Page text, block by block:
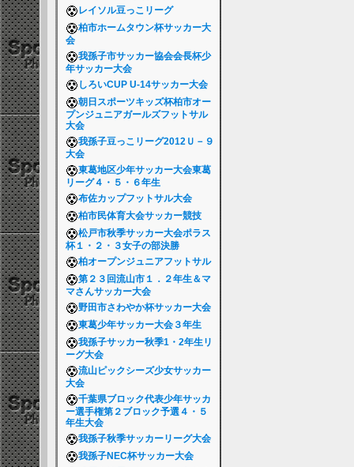
レイソル豆っこリーグ
柏市ホームタウン杯サッカー大
会
我孫子市サッカー協会会長杯少
年サッカー大会
しろいCUP U-14サッカー大会
朝日スポーツキッズ杯柏市オー
プンジュニアガールズフットサル
大会
我孫子豆っこリーグ2012Ｕ－９
大会
東葛地区少年サッカー大会東葛
リーグ４・５・６年生
布佐カップフットサル大会
柏市民体育大会サッカー競技
松戸市秋季サッカー大会ポラス
杯１・２・３女子の部決勝
柏オープンジュニアフットサル
第２３回流山市１．２年生＆マ
マさんサッカー大会
野田市さわやか杯サッカー大会
東葛少年サッカー大会３年生
我孫子サッカー秋季1・2年生リ
ーグ大会
流山ピックシーズ少女サッカー
大会
千葉県ブロック代表少年サッカ
ー選手権第２ブロック予選４・５
年生大会
我孫子秋季サッカーリーグ大会
我孫子NEC杯サッカー大会